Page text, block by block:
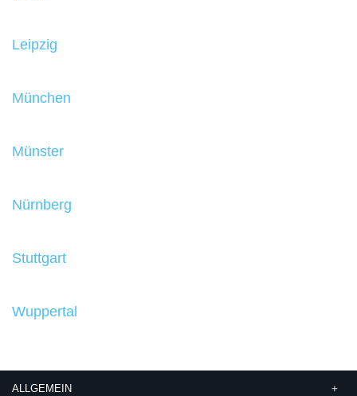
Leipzig
München
Münster
Nürnberg
Stuttgart
Wuppertal
ALLGEMEIN